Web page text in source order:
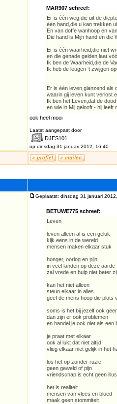
MAR907 schreef:
Er is één weg,die uit de
één hand,die u kan trekken
En van doffe wanhoop en
Die hand is Mijn hand en die
Er is één waarheid,die niet
en die genade gelden laat
Ik ben de Waarheid,die de
Ik heb de leugen ‘t zwijgen
Er is één leven,glanzend als
waarin gij leven kunt verlost
Ik ben het Leven,dat de
en wie in Mij gelooft,- hij leeft
ook heel mooi
Laatst aangepast door
DJES101
op dinsdag 31 januari 2012, 16:40
Geplaatst: dinsdag 31 januari
BETUWE775 schreef:
Leven
leven alleen al is een geluk
kijk eens in de wereld
mensen maken elkaar stuk
honger, oorlog en pijn
in veel landen op deze aarde
zal vrede en hulp niet beter
kan het niet alleen
steun elkaar in alles
geef de mens hoop die plots
soms is het bij jezelf ook
dan zijn er ook problemen
en handel je ook niet als een
je praat met elkaar
ook al lukt dat niet altijd
vlieg elkaar niet gelijk in het
los het op zonder ruzie
geen geweld of pijn
vriendschap is echt geen
het is realiteit
mensen van vlees en bloed
maak geen stommiteit